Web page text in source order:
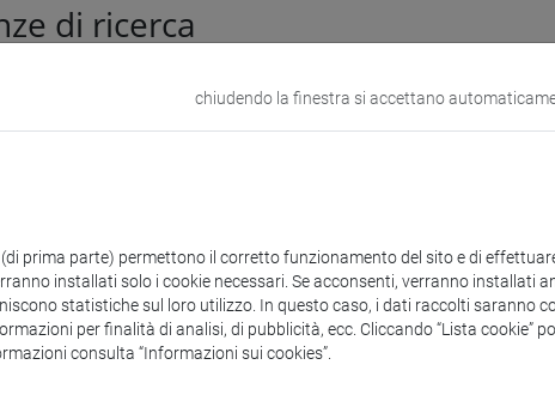
di ricerca
(SSD)
di
Internazionale: Europa, Estremo Oriente
chiudendo la finestra si accettano
prima parte) permettono il corretto funzionamento del sito e di
installati solo i cookie necessari. Se acconsenti, verranno installati
statistiche sul loro utilizzo. In questo caso, i dati raccolti saranno
per finalità di analisi, di pubblicità, ecc. Cliccando “Lista cookie”
consulta “Informazioni sui cookies”.